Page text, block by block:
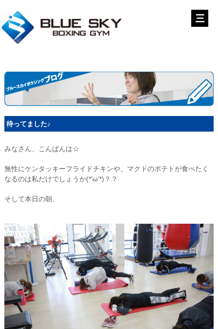
待ってました♪
みなさん、こんばんは☆
無性にケンタッキーフライドチキンや、マクドのポテトが食べたく
なるのは私だけでしょうか(*’ω’*)？？
そして本日の朝、